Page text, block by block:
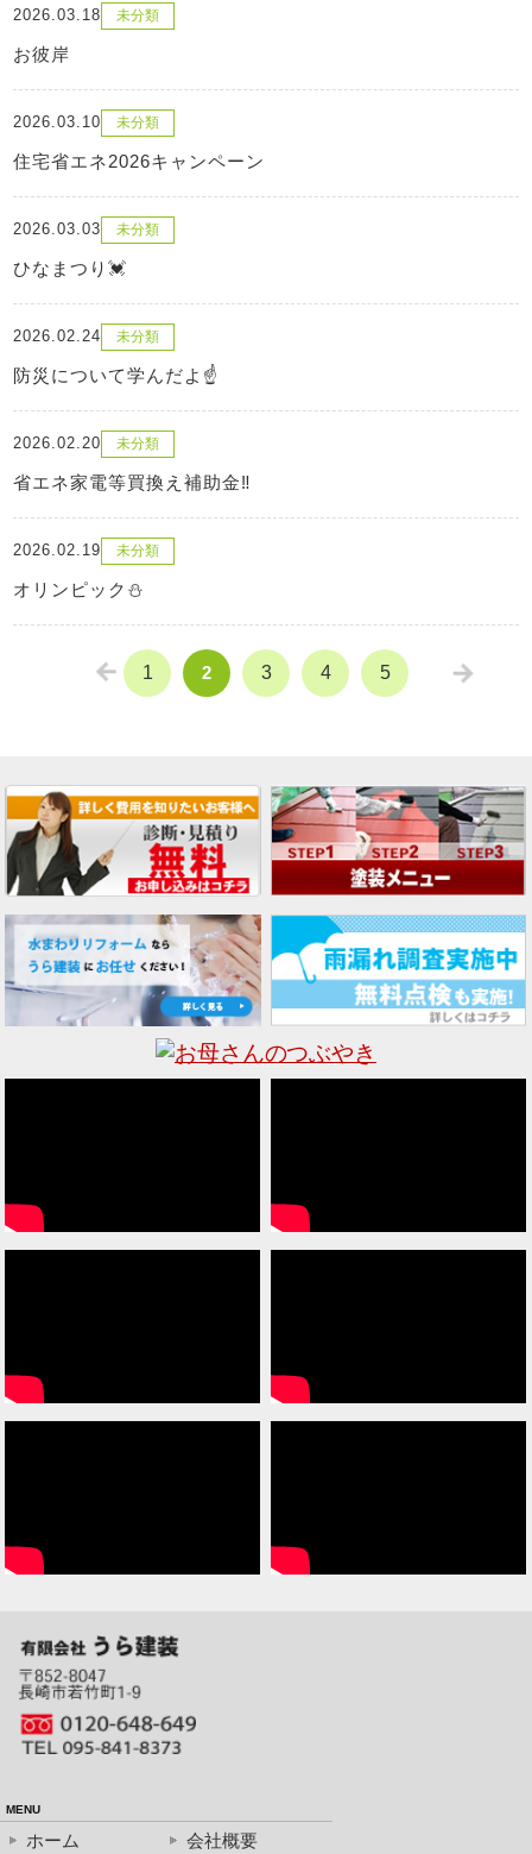
2026.03.18 未分類
お彼岸
2026.03.10 未分類
住宅省エネ2026キャンペーン
2026.03.03 未分類
ひなまつり💓
2026.02.24 未分類
防災について学んだよ☝
2026.02.20 未分類
省エネ家電等買換え補助金‼
2026.02.19 未分類
オリンピック⛄
1 2 3 4 5
MENU
ホーム 会社概要